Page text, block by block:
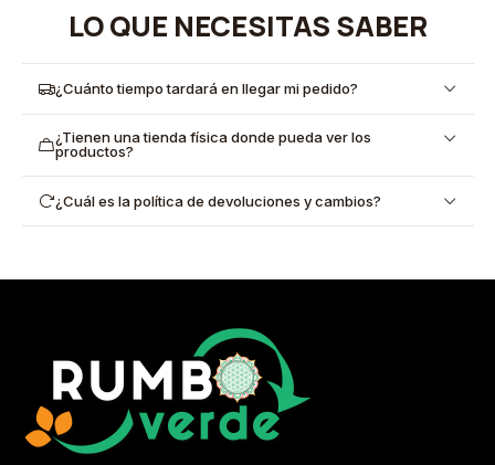
LO QUE NECESITAS SABER
¿Cuánto tiempo tardará en llegar mi pedido?
¿Tienen una tienda física donde pueda ver los
productos?
¿Cuál es la política de devoluciones y cambios?